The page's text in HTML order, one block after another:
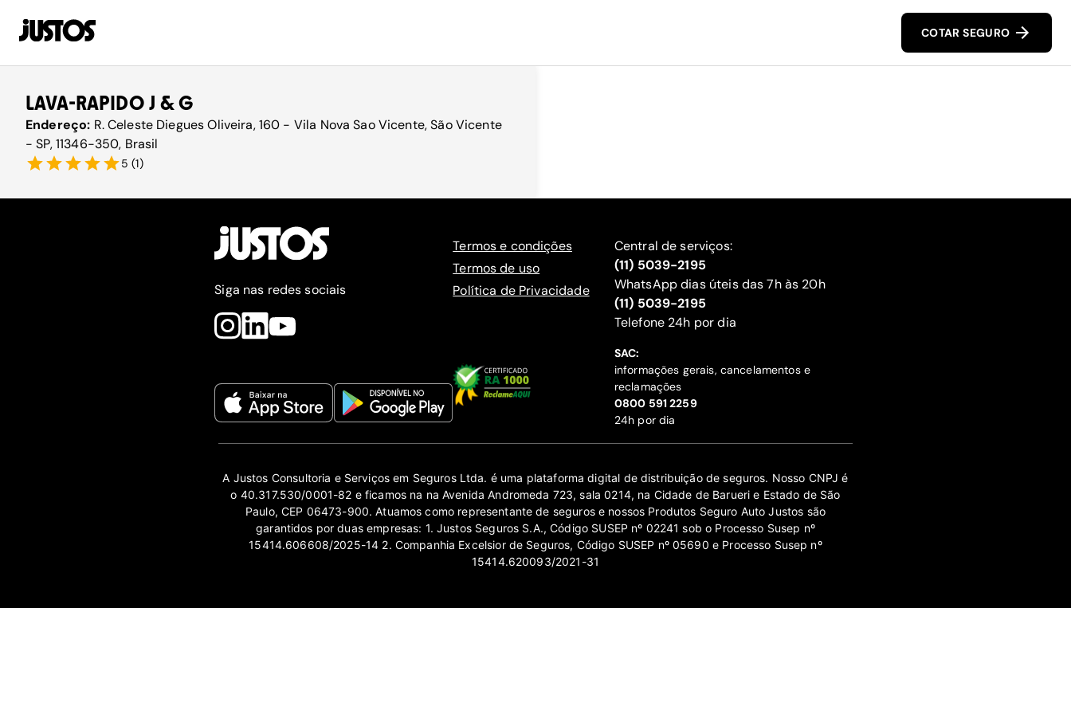
COTAR SEGURO
LAVA-RAPIDO J & G
Endereço: R. Celeste Diegues Oliveira, 160 - Vila Nova Sao Vicente, São Vicente
- SP, 11346-350, Brasil
5 (1)
Siga nas redes sociais
Termos e condições
Termos de uso
Política de Privacidade
Central de serviços:
(11) 5039-2195
WhatsApp dias úteis das 7h às 20h
(11) 5039-2195
‍Telefone 24h por dia
SAC:
informações gerais, cancelamentos e
reclamações
‍0800 591 2259
24h por dia
A Justos Consultoria e Serviços em Seguros Ltda. é uma plataforma digital de distribuição de seguros. Nosso CNPJ é
o 40.317.530/0001-82 e ficamos na na Avenida Andromeda 723, sala 0214, na Cidade de Barueri e Estado de São
Paulo, CEP 06473-900. Atuamos como representante de seguros e nossos Produtos Seguro Auto Justos são
garantidos por duas empresas: 1. Justos Seguros S.A., Código SUSEP nº 02241 sob o Processo Susep nº
15414.606608/2025-14 2. Companhia Excelsior de Seguros, Código SUSEP nº 05690 e Processo Susep nº
15414.620093/2021-31